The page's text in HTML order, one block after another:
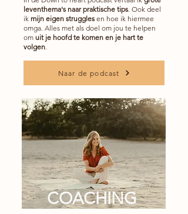
leventhema's naar praktische tips. Ook deel
ik mijn eigen struggles en hoe ik hiermee
omga. Alles met als doel om jou te helpen
om uit je hoofd te komen en je hart te
volgen.
Naar de podcast
COACHING